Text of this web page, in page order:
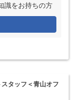
識をお持ちの方
タッフ＜青山オフ